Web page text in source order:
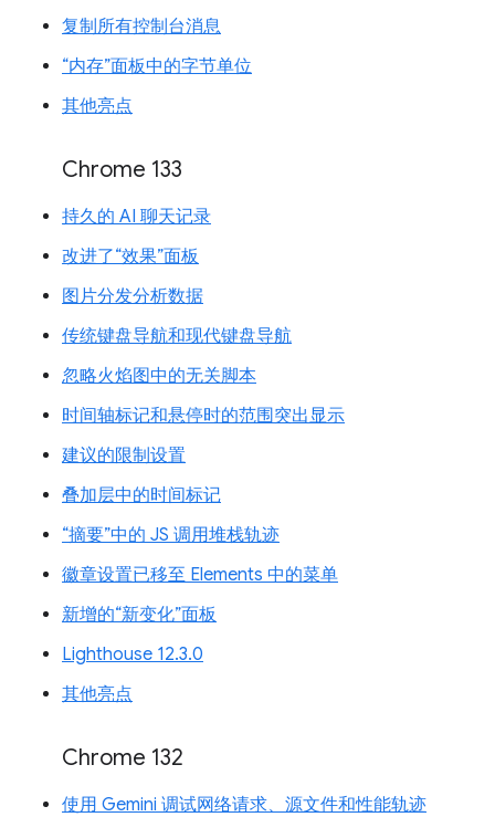
复制所有控制台消息
“内存”面板中的字节单位
其他亮点
Chrome 133
持久的 AI 聊天记录
改进了“效果”面板
图片分发分析数据
传统键盘导航和现代键盘导航
忽略火焰图中的无关脚本
时间轴标记和悬停时的范围突出显示
建议的限制设置
叠加层中的时间标记
“摘要”中的 JS 调用堆栈轨迹
徽章设置已移至 Elements 中的菜单
新增的“新变化”面板
Lighthouse 12.3.0
其他亮点
Chrome 132
使用 Gemini 调试网络请求、源文件和性能轨迹